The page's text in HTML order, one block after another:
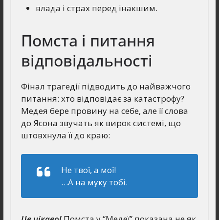
влада і страх перед інакшим.
Помста і питання
відповідальності
Фінал трагедії підводить до найважчого
питання: хто відповідає за катастрофу?
Медея бере провину на себе, але її слова
до Ясона звучать як вирок системі, що
штовхнула її до краю:
Не твої, а мої!
…А на муку тобі.